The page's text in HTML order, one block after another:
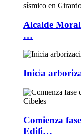
Alcalde
…
Inicia
Comienza
Edifi…